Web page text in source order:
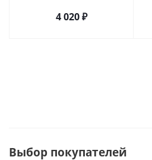
4 020₽
Выбор покупателей